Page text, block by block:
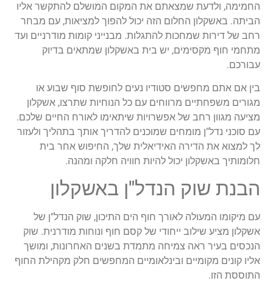
החמימה, ולדעת שמצאתם את המקום המושלם להתקשר אליו
הביתה. באשקלון החלום הזה יכול להפוך למציאות, עם מבחר
רחב של דירות שמחכות להתגלות. מבנייני קומות מודרניים ועד
מתחמי חוף מקסימים, יש בית באשקלון שמתאים בדיוק
עבורכם.
בין אם אתם מחפשים סטודיו נעים לחופשת סוף שבוע או
מגורים משפחתיים מרווחים עם כל הנוחיות שתרצו, אשקלון
מציעה מגוון רחב של אפשרויות שיתאימו לאורח החיים שלכם.
עם סוכני נדל"ן מומחים שמוכנים להדריך אותך בתהליך ולעזור
לך למצוא את הדירה האידיאלית שלך, החיפוש אחר בית
חלומותיך באשקלון יכול להיות חוויה חלקה ומהנה.
הבנת שוק הנדל"ן באשקלון
עם מיקומו המעולה לאורך חוף הים התיכון, שוק הנדל"ן של
אשקלון מציע שילוב ייחודי של קסם חוף ונוחות מודרנית. שוק
הנכסים בעיר ראה צמיחה מתמדת בשנים האחרונות, ומושך
אליו קונים מקומיים ובינלאומיים המחפשים חלק מקהילת החוף
התוססת הזו.